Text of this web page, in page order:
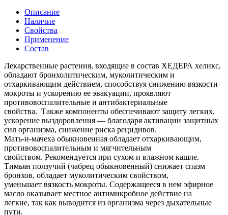
Описание
Наличие
Свойства
Применение
Состав
Лекарственные растения, входящие в состав ХЕДЕРА хеликс,
обладают бронхолитическим, муколитическим и
отхаркивающим действием, способствуя снижению вязкости
мокроты и ускорению ее эвакуации, проявляют
противовоспалительные и антибактериальные
свойства. Также компоненты обеспечивают защиту легких,
ускорение выздоровления — благодаря активации защитных
сил организма, снижение риска рецидивов.
Мать-и-мачеха обыкновенная обладает отхаркивающим,
противовоспалительным и мягчительным
свойством. Рекомендуется при сухом и влажном кашле.
Тимьян ползучий (чабрец обыкновенный) снижает спазм
бронхов, обладает муколитическим свойством,
уменьшает вязкость мокроты. Содержащееся в нем эфирное
масло оказывает местное антимикробное действие на
легкие, так как выводится из организма через дыхательные
пути.